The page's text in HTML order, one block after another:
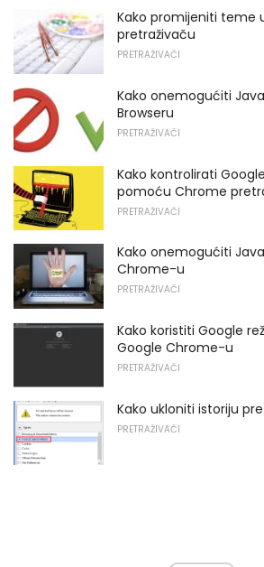
Kako promijeniti teme
pretraživaču
PRETRAŽIVAČI
Kako onemogućiti
Browseru
PRETRAŽIVAČI
Kako kontrolirati
pomoću Chrome
PRETRAŽIVAČI
Kako onemogućiti
Chrome-u
PRETRAŽIVAČI
Kako koristiti Google
Google Chrome-u
PRETRAŽIVAČI
Kako ukloniti istoriju
PRETRAŽIVAČI